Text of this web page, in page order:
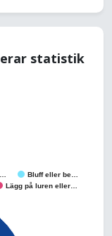
statistik
Bluff eller be…
Lägg på luren eller…